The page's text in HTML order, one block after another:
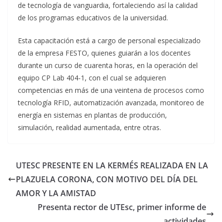
de tecnología de vanguardia, fortaleciendo así la calidad
de los programas educativos de la universidad.
Esta capacitación está a cargo de personal especializado
de la empresa FESTO, quienes guiarán a los docentes
durante un curso de cuarenta horas, en la operación del
equipo CP Lab 404-1, con el cual se adquieren
competencias en más de una veintena de procesos como
tecnología RFID, automatización avanzada, monitoreo de
energía en sistemas en plantas de producción,
simulación, realidad aumentada, entre otras.
UTESC PRESENTE EN LA KERMÉS REALIZADA EN LA
PLAZUELA CORONA, CON MOTIVO DEL DÍA DEL
AMOR Y LA AMISTAD
Presenta rector de UTEsc, primer informe de